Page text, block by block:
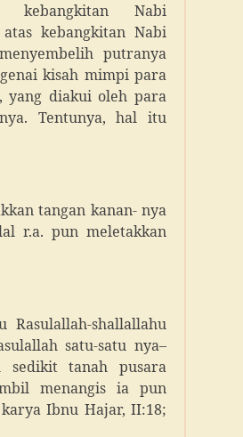
Nabi
kebangkitan Nabi
putranya
kisah mimpi para
yang diakui oleh para
Tentunya, hal itu
tangan kanan- nya
r.a. pun meletakkan
shallallahu
satu-satu nya–
sedikit tanah pusara
menangis ia pun
Ibnu Hajar, II:18;